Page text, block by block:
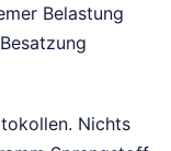
Belastung
Nichts